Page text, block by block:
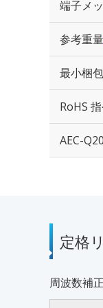
端子メ
参考重量
最小梱
RoHS
AEC-
定格
周波数補